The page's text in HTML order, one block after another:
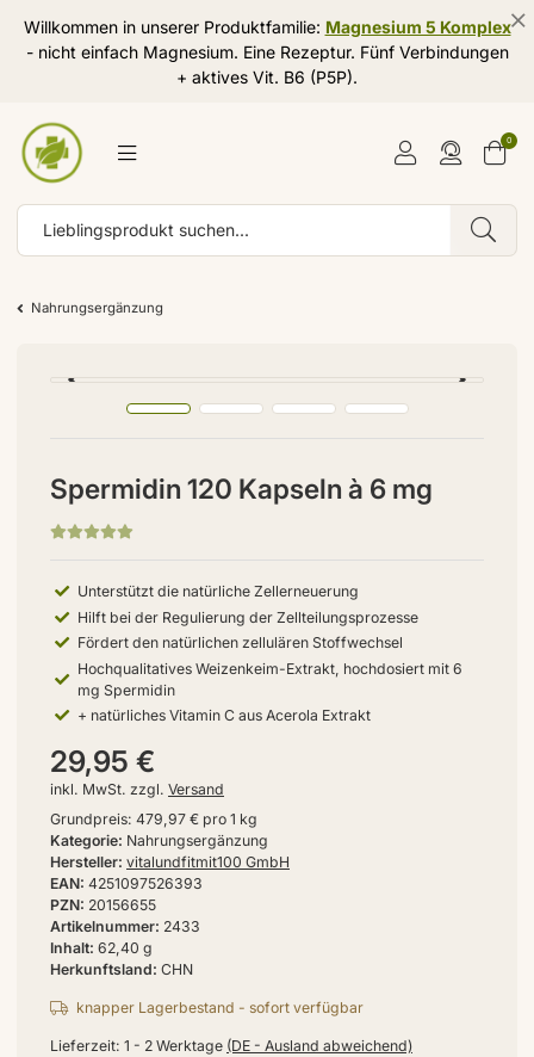
Willkommen in unserer Produktfamilie: Magnesium 5 Komplex
- nicht einfach Magnesium. Eine Rezeptur. Fünf Verbindungen
+ aktives Vit. B6 (P5P).
0
Nahrungsergänzung
Spermidin 120 Kapseln à 6 mg
Inhalt 62,40 g
Hersteller vitalundfitmit100 GmbH
Artikelnummer 2433
PZN 20156655
EAN 4251097526393
Herkunftsland CHN
Kategorie Nahrungsergänzung
Unterstützt die natürliche Zellerneuerung
Hilft bei der Regulierung der Zellteilungsprozesse
Fördert den natürlichen zellulären Stoffwechsel
Hochqualitatives Weizenkeim-Extrakt, hochdosiert mit 6
mg Spermidin
+ natürliches Vitamin C aus Acerola Extrakt
29,95 €
inkl. MwSt. zzgl. Versand
Grundpreis: 479,97 € pro 1 kg
knapper Lagerbestand - sofort verfügbar
Lieferzeit: 1 - 2 Werktage (DE - Ausland abweichend)